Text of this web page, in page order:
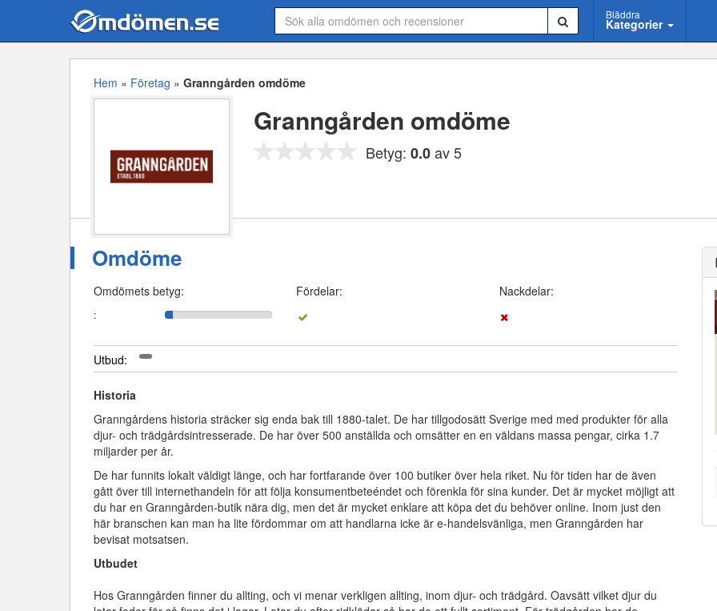
Bläddra
Kategorier
Hem » Företag » Granngården omdöme
Granngården omdöme
Betyg: 0.0av 5
Omdöme
Omdömets betyg:
:
Fördelar: Nackdelar:
Utbud:
Historia
Granngårdens historia sträcker sig enda bak till 1880-talet. De har tillgodosätt Sverige med med produkter för alla
djur- och trädgårdsintresserade. De har över 500 anställda och omsätter en en väldans massa pengar, cirka 1.7
miljarder per år.
De har funnits lokalt väldigt länge, och har fortfarande över 100 butiker över hela riket. Nu för tiden har de även
gått över till internethandeln för att följa konsumentbeteéndet och förenkla för sina kunder. Det är mycket möjligt att
du har en Granngården-butik nära dig, men det är mycket enklare att köpa det du behöver online. Inom just den
här branschen kan man ha lite fördommar om att handlarna icke är e-handelsvänliga, men Granngården har
bevisat motsatsen.
Utbudet
Hos Granngården finner du allting, och vi menar verkligen allting, inom djur- och trädgård. Oavsätt vilket djur du